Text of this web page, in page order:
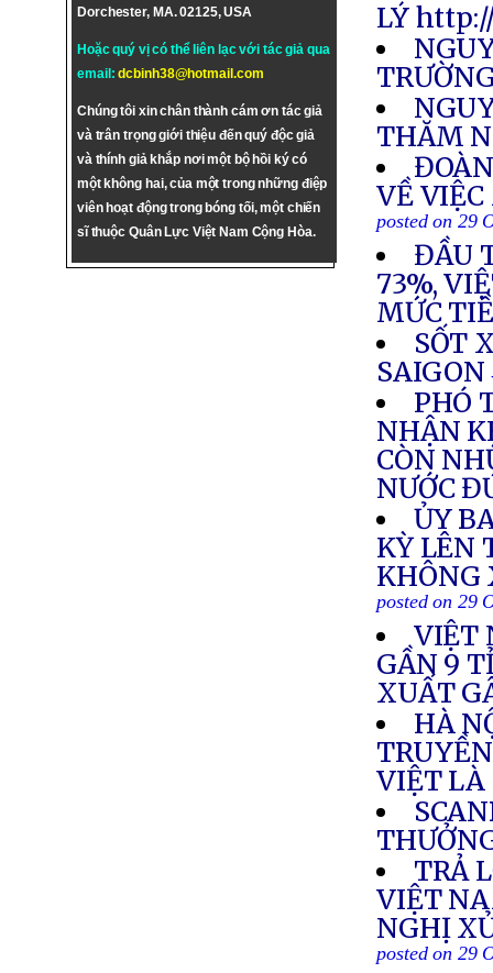
Dorchester, MA. 02125, USA
Hoặc quý vị có thể liên lạc với tác giả qua
email:dcbinh38@hotmail.com
Chúng tôi xin chân thành cám ơn tác giả
và trân trọng giới thiệu đến quý độc giả
và thính giả khắp nơi một bộ hồi ký có
một không hai, của một trong những điệp
viên hoạt động trong bóng tối, một chiến
sĩ thuộc Quân Lực Việt Nam Cộng Hòa.
LÝ
THĂM
VỀ
posted on 29
ĐẦU
73%,
MỨC
SỐT
SAIGON
PHÓ
NHẬN
CÒN
NƯỚC
ỦY
KỲ LÊN
KHÔNG
posted on 29
VIỆT
GẦN 9
XUẤT
HÀ
VIỆT
TRẢ
VIỆT
NGHỊ
posted on 29